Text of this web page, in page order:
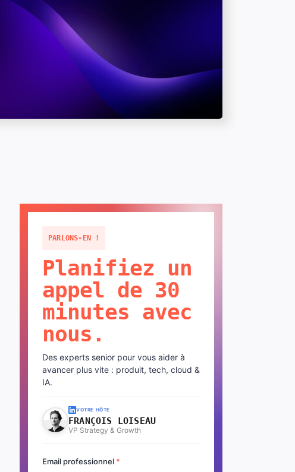
PARLONS-EN !
Planifiez un
appel de 30
minutes avec
nous.
Des experts senior pour vous aider à
avancer plus vite : produit, tech, cloud &
IA.
VOTRE HÔTE
FRANÇOIS LOISEAU
VP Strategy & Growth
Email professionnel *